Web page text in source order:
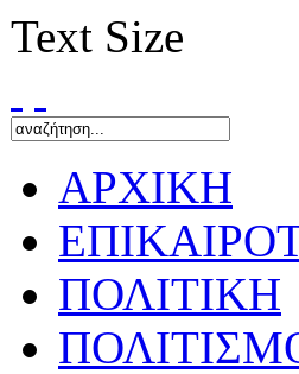
Text Size
ΑΡΧΙΚΗ
ΠΟΛΙΤΙΚΗ